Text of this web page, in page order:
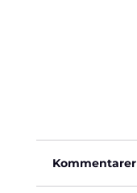
Kommentarer